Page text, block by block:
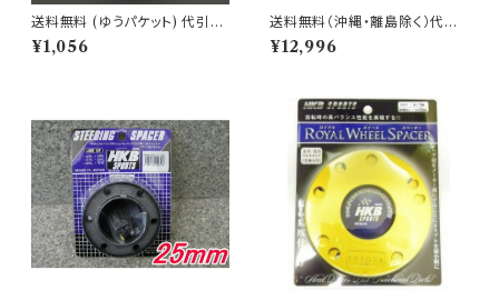
送料無料 (ゆうパケット) 代引不
可 ホーンボタンオリジナル/ブラ
ック 【HB-11】
¥1,056
送料無料（沖縄・離島除く）代引
不可 INNOスキー＆スノーボー
ドアタッチメント グラビティBK/
¥12,996